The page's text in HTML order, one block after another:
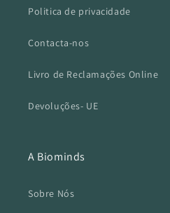
Politica de privacidade
Contacta-nos
Livro de Reclamações Online
Devoluções- UE
A Biominds
Sobre Nós